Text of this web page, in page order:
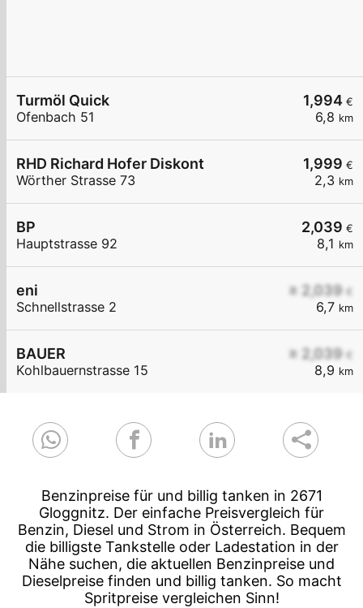
1,994 €
6,8 km
Turmöl Quick
Ofenbach 51
1,999 €
2,3 km
RHD Richard Hofer Diskont
Wörther Strasse 73
2,039 €
8,1 km
BP
Hauptstrasse 92
≥ 2,039 €
6,7 km
eni
Schnellstrasse 2
≥ 2,039 €
8,9 km
BAUER
Kohlbauernstrasse 15
Benzinpreise für und billig tanken in 2671
Gloggnitz. Der einfache Preisvergleich für
Benzin, Diesel und Strom in Österreich. Bequem
die billigste Tankstelle oder Ladestation in der
Nähe suchen, die aktuellen Benzinpreise und
Dieselpreise finden und billig tanken. So macht
Spritpreise vergleichen Sinn!